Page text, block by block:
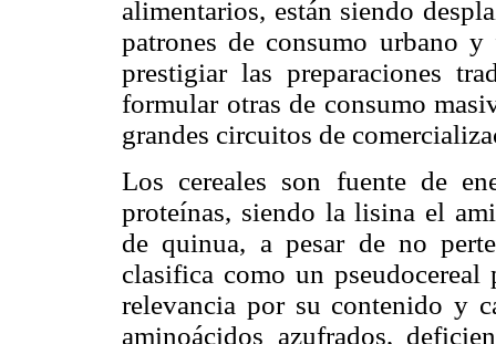
alimentarios, están siendo
patrones de consumo urbano
prestigiar las preparaciones
formular otras de consumo
grandes circuitos de
Los cereales son fuente de
proteínas, siendo la lisina el
de quinua, a pesar de no
clasifica como un
relevancia por su contenido y
aminoácidos azufrados,